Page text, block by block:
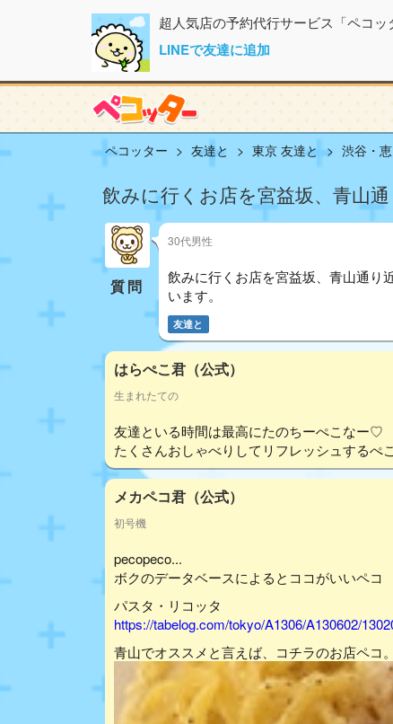
超人気店の予約代行サービス「ペコッ
LINEで友達に追加
ペコッター 友達と 東京 友達と 渋谷・
飲みに行くお店を宮益坂、青山
質問
30代男性
飲みに行くお店を宮益坂、青山通り
います。
友達と
はらぺこ君（公式）
生まれたての
友達といる時間は最高にたのちーぺこなー♡
たくさんおしゃべりしてリフレッシュするぺ
メカペコ君（公式）
初号機
pecopeco...
ボクのデータベースによるとココがいいペコ
パスタ・リコッタ
https://tabelog.com/tokyo/A1306/A130602/
青山でオススメと言えば、コチラのお店ペコ